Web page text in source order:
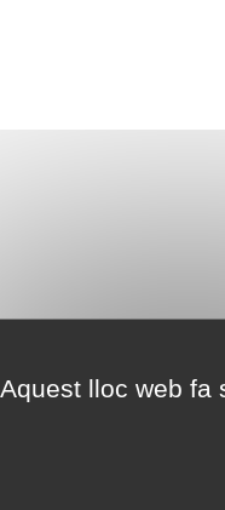
Aquest lloc web fa